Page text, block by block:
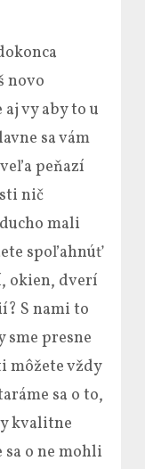
novo
vy aby to u
sa vám
peňazí
nič
mali
spoľahnúť
okien, dverí
S nami to
presne
môžete vždy
sa o to,
kvalitne
sa o ne mohli